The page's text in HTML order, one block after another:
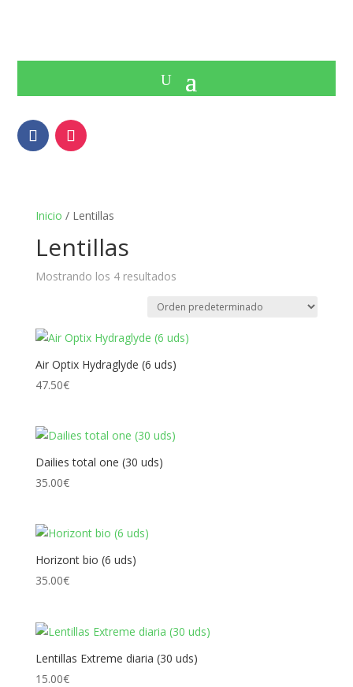
Inicio / Lentillas
Lentillas
Mostrando los 4 resultados
Air Optix Hydraglyde (6 uds)
47.50€
Dailies total one (30 uds)
35.00€
Horizont bio (6 uds)
35.00€
Lentillas Extreme diaria (30 uds)
15.00€